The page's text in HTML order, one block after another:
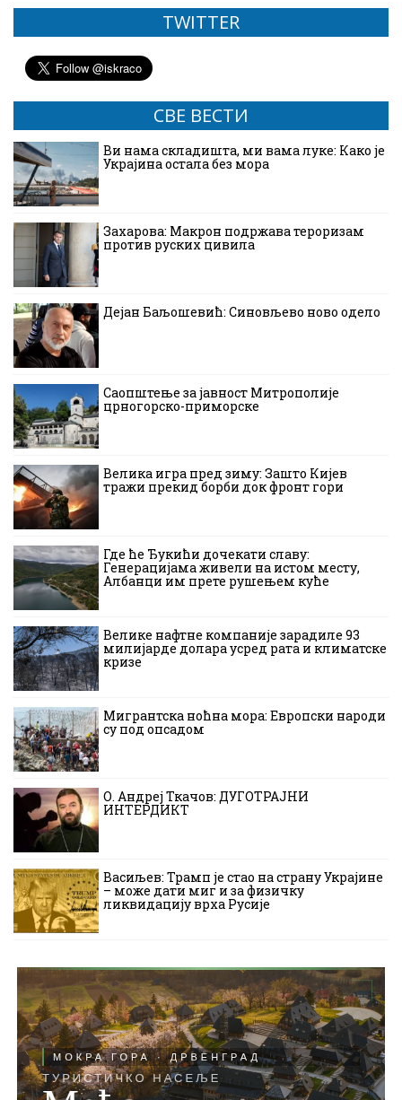
TWITTER
СВЕ ВЕСТИ
Ви нама складишта, ми вама луке: Како је
Украјина остала без мора
Захарова: Макрон подржава тероризам
против руских цивила
Дејан Баљошевић: Синовљево ново одело
Саопштење за јавност Митрополије
црногорско-приморске
Велика игра пред зиму: Зашто Кијев
тражи прекид борби док фронт гори
Где ће Ђукићи дочекати славу:
Генерацијама живели на истом месту,
Албанци им прете рушењем куће
Велике нафтне компаније зарадиле 93
милијарде долара усред рата и климатске
кризе
Мигрантска ноћна мора: Европски народи
су под опсадом
О. Андреј Ткачов: ДУГОТРАЈНИ
ИНТЕРДИКТ
Васиљев: Трамп је стао на страну Украјине
– може дати миг и за физичку
ликвидацију врха Русије